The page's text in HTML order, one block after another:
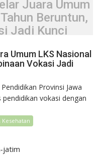
Juara Umum
Beruntun,
Jadi Kunci
Umum LKS Nasional
Vokasi Jadi
Provinsi Jawa
vokasi dengan